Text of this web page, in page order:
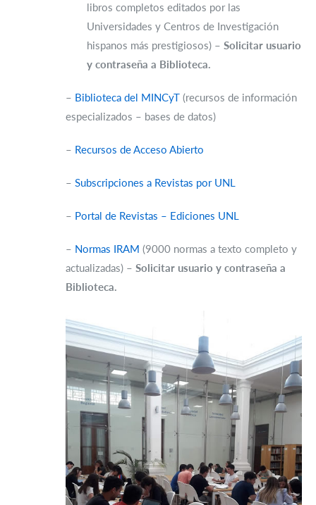
libros completos editados por las
Universidades y Centros de Investigación
hispanos más prestigiosos) – Solicitar usuario
y contraseña a Biblioteca.
– Biblioteca del MINCyT (recursos de información
especializados – bases de datos)
– Recursos de Acceso Abierto
– Subscripciones a Revistas por UNL
– Portal de Revistas – Ediciones UNL
– Normas IRAM (9000 normas a texto completo y
actualizadas) – Solicitar usuario y contraseña a
Biblioteca.